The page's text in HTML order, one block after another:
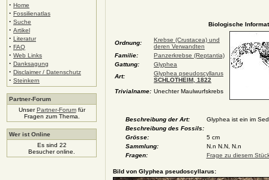
· Home
· Fossilienatlas
· Suche
· Artikel
· Literatur
· FAQ
· Web Links
· Danksagung
· Disclaimer / Datenschutz
· Steinkern
Partner-Forum
UnserPartner-Forumfür
Fragen zum Thema.
Wer ist Online
Es sind 22
Besucher online.
Biologische
Ordnung:
Krebse (Crustacea) und
deren Verwandten
Familie:
Panzerkrebse (Reptantia)
Gattung:
Glyphea
Art:
Glyphea pseudoscyllarus
SCHLOTHEIM, 1822
Trivialname: Unechter Maulwurfskrebs
Beschreibung der Art:
Glyphea ist ein im
Beschreibung des Fossils:
Grösse:
5 cm
Sammlung:
N.n N.N, N.n
Fragen:
Frage zu diesem
Bild von Glyphea pseudoscyllarus: